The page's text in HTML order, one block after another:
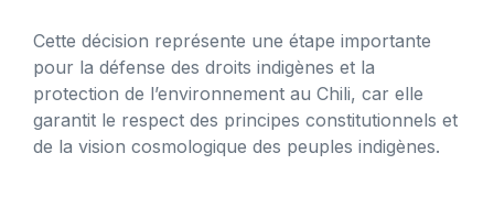
Cette décision représente une étape importante
pour la défense des droits indigènes et la
protection de l’environnement au Chili, car elle
garantit le respect des principes constitutionnels et
de la vision cosmologique des peuples indigènes.